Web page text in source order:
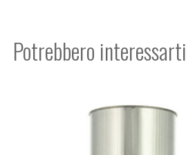
Potrebbero interessarti